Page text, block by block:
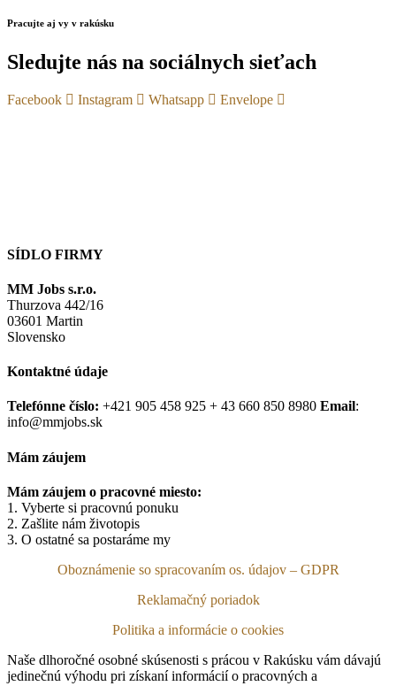
Pracujte aj vy v rakúsku
Sledujte nás na sociálnych sieťach
Facebook Instagram Whatsapp Envelope
SÍDLO FIRMY
MM Jobs s.r.o.
Thurzova 442/16
03601 Martin
Slovensko
Kontaktné údaje
Telefónne číslo: +421 905 458 925 + 43 660 850 8980 Email:
info@mmjobs.sk
Mám záujem
Mám záujem o pracovné miesto:
1. Vyberte si pracovnú ponuku
2. Zašlite nám životopis
3. O ostatné sa postaráme my
Oboznámenie so spracovaním os. údajov – GDPR
Reklamačný poriadok
Politika a informácie o cookies
Naše dlhoročné osobné skúsenosti s prácou v Rakúsku vám dávajú
jedinečnú výhodu pri získaní informácií o pracovných a